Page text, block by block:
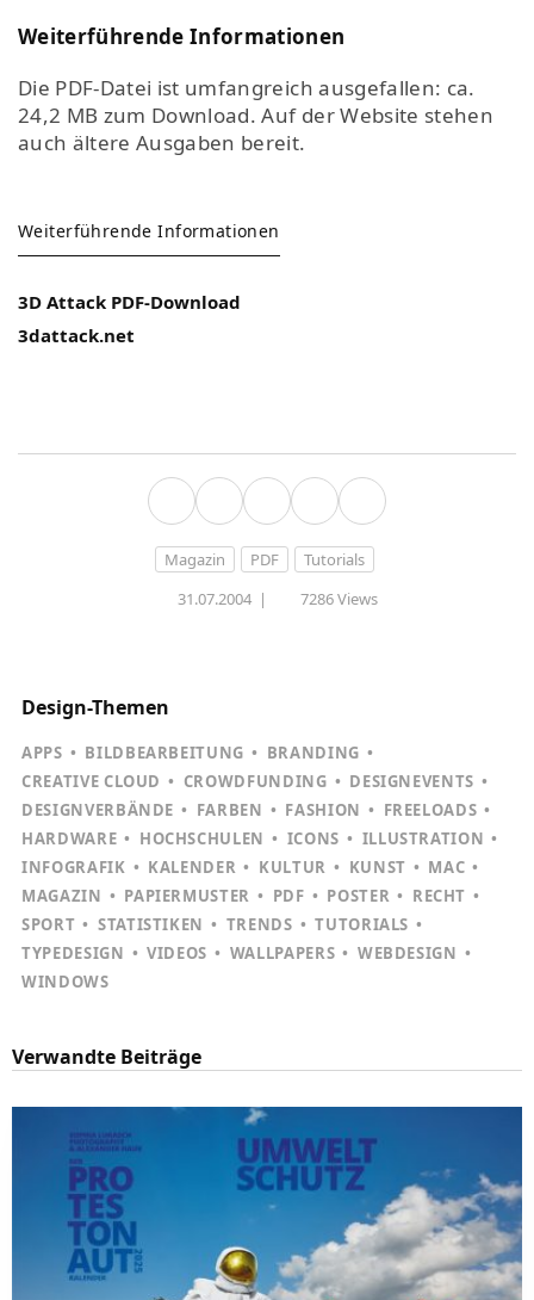
Weiterführende Informationen
Die PDF-Datei ist umfangreich ausgefallen: ca.
24,2 MB zum Download. Auf der Website stehen
auch ältere Ausgaben bereit.
Weiterführende Informationen
3D Attack PDF-Download
3dattack.net
Magazin PDF
Tutorials
31.07.2004| 7286 Views
Design-Themen
APPS BILDBEARBEITUNG
BRANDING
CREATIVE CLOUD
CROWDFUNDING
DESIGNEVENTS
DESIGNVERBÄNDE
FARBEN FASHION
FREELOADS
HARDWARE
HOCHSCHULEN ICONS
ILLUSTRATION
INFOGRAFIK
KALENDER KULTUR KUNST
MAC
MAGAZIN
PAPIERMUSTER PDF POSTER
RECHT
SPORT
STATISTIKEN TRENDS
TUTORIALS
TYPEDESIGN
VIDEOS WALLPAPERS
WEBDESIGN
WINDOWS
Verwandte Beiträge